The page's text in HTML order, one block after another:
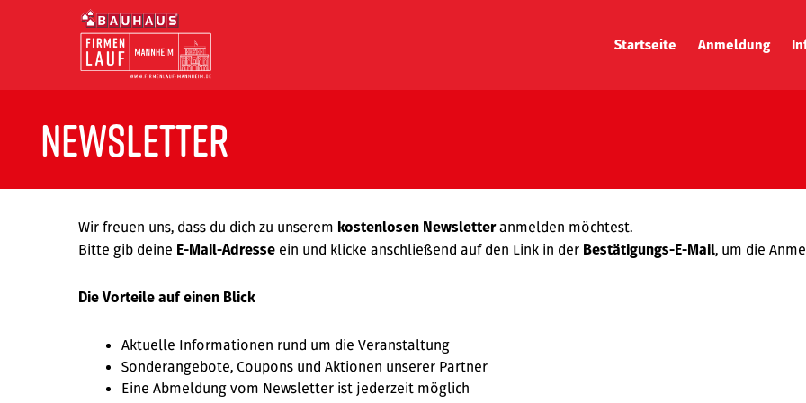
Startseite Anmeldung
newsletter
Wir freuen uns, dass du dich zu unserem kostenlosen Newsletteranmelden möchtest.
Bitte gib deine E-Mail-Adresse ein und klicke anschließend auf den Link in der Bestätigungs-E-Mail, um die
Die Vorteile auf einen Blick
Aktuelle Informationen rund um die Veranstaltung
Sonderangebote, Coupons und Aktionen unserer Partner
Eine Abmeldung vom Newsletter ist jederzeit möglich